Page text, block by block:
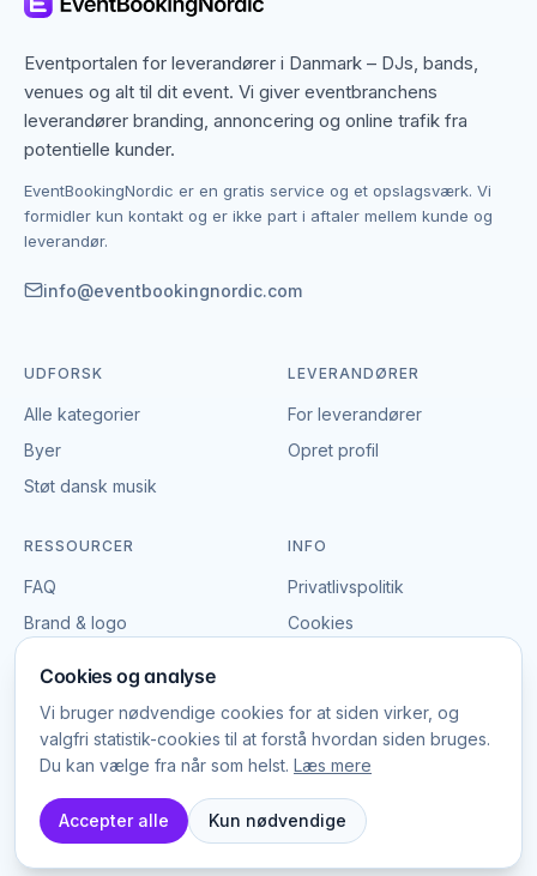
blandt kolleger, og sæt klare deadlines for
starter, jo bedre valg har du.
Underholdning til firmafest
skaber de gode minder. Populære valg inkluderer DJ
eller liveband til musik og dans, stand-up komiker til
quiz og teamspil.
deltagergruppen. Sammenlign underholdere med
pris og tilgængelighed.
Mad og drikke til firmafest
eller cocktailreception – sætter rammerne for
stemningen og formalitetsniveauet.
sig i firmafester og kan levere alt fra levende
stationer og food trucks til klassiske gallamiddage.
Afklar tidligt, om der er gæster med allergier eller
specielle ønsker.
Hvad koster en firmafest?
Eventportalen for leverandører i Danmark – DJs, bands,
venues og alt til dit event. Vi giver eventbranchens
leverandører branding, annoncering og online trafik fra
potentielle kunder.
EventBookingNordic er en gratis service og et opslagsværk. Vi
formidler kun kontakt og er ikke part i aftaler mellem kunde og
leverandør.
info@eventbookingnordic.com
UDFORSK
Alle kategorier
Byer
Støt dansk musik
LEVERANDØRER
For leverandører
Opret profil
RESSOURCER
FAQ
Brand & logo
INFO
Privatlivspolitik
Cookies
© EventBookingNordic 2026
Platform Labs ApS, CVR 45785025
Cookies og analyse
Vi bruger nødvendige cookies for at siden virker, og
valgfri statistik-cookies til at forstå hvordan siden bruges.
Du kan vælge fra når som helst. Læs mere
Accepter alle Kun nødvendige